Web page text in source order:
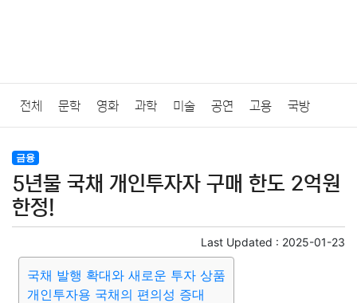
전체 문학 영화 과학 미술 공연 고용 국방
법률
질병 가요 방송 일상 주식 암호화폐 블록체인
미용 증권 인테리어
요리 상품리뷰 원예 금융 게임
금융
5년물 국채 개인투자자 구매 한도 2억원
한정!
Last Updated : 2025-01-23
국채 발행 확대와 새로운 투자 상품
개인투자용 국채의 편의성 증대